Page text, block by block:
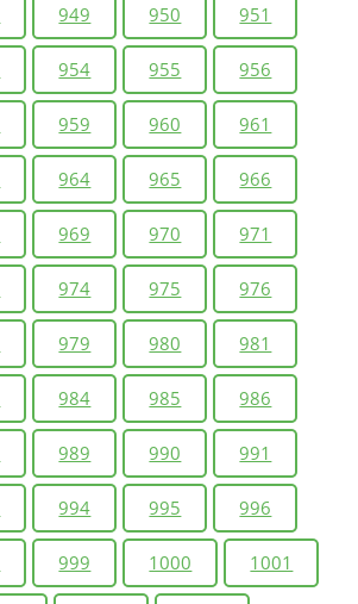
949 950 951
954 955 956
959 960 961
964 965 966
969 970 971
974 975 976
979 980 981
984 985 986
989 990 991
994 995 996
999 1000 1001